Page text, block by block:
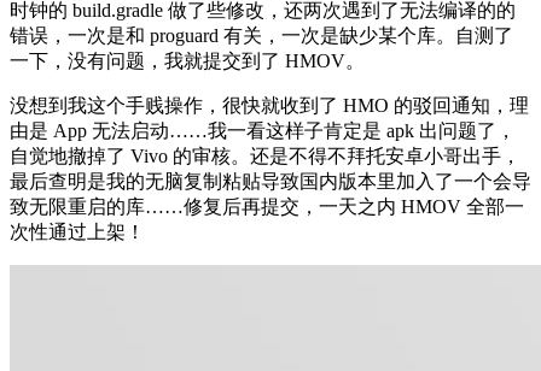
时钟的 build.gradle 做了些修改，还两次遇到了无法编译的的
错误，一次是和 proguard 有关，一次是缺少某个库。自测了
一下，没有问题，我就提交到了 HMOV。
没想到我这个手贱操作，很快就收到了 HMO 的驳回通知，理
由是 App 无法启动……我一看这样子肯定是 apk 出问题了，
自觉地撤掉了 Vivo 的审核。还是不得不拜托安卓小哥出手，
最后查明是我的无脑复制粘贴导致国内版本里加入了一个会导
致无限重启的库……修复后再提交，一天之内 HMOV 全部一
次性通过上架！